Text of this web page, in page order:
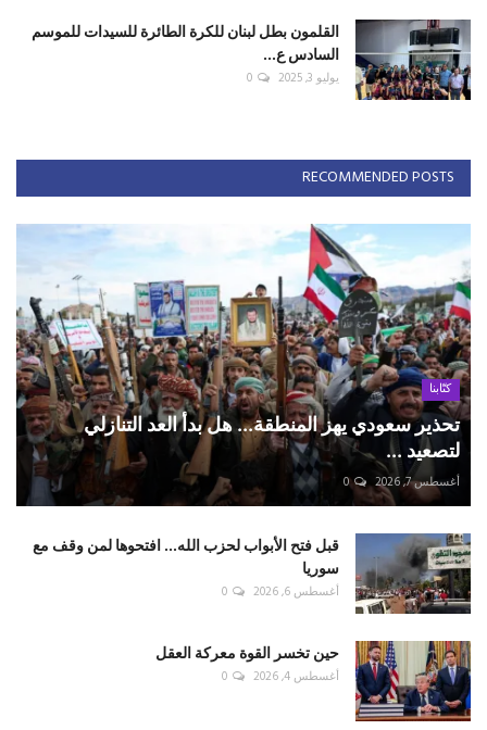
القلمون بطل لبنان للكرة الطائرة للسيدات للموسم
السادس ع...
يوليو 3, 2025 0
RECOMMENDED POSTS
كتّابنا
تحذير سعودي يهز المنطقة... هل بدأ العد التنازلي
لتصعيد ...
أغسطس 7, 2026 0
قبل فتح الأبواب لحزب الله... افتحوها لمن وقف مع
سوريا
أغسطس 6, 2026 0
حين تخسر القوة معركة العقل
أغسطس 4, 2026 0